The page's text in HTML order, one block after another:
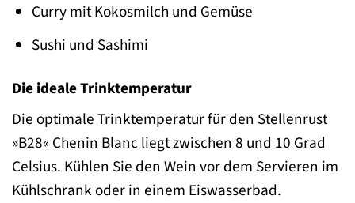
Curry mit Kokosmilch und Gemüse
Sushi und Sashimi
Die ideale Trinktemperatur
Die optimale Trinktemperatur für den Stellenrust
»B28« Chenin Blanc liegt zwischen 8 und 10 Grad
Celsius. Kühlen Sie den Wein vor dem Servieren im
Kühlschrank oder in einem Eiswasserbad.